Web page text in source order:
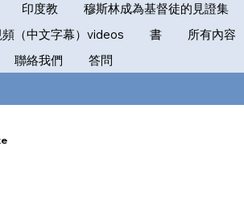
印度教
穆斯林成為基督徒的見證集
（中文字幕）videos 書
所有內容
聯絡我們
答問